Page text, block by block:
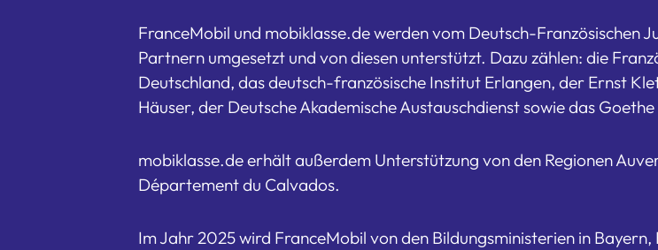
FranceMobil und mobiklasse.de werden vom Deutsch-Französischen
Partnern umgesetzt und von diesen unterstützt. Dazu zählen: die
Deutschland, das deutsch-französische Institut Erlangen, der Ernst
Häuser, der Deutsche Akademische Austauschdienst sowie das
mobiklasse.de erhält außerdem Unterstützung von den Regionen
Département du Calvados.
Im Jahr 2025 wird FranceMobil von den Bildungsministerien in